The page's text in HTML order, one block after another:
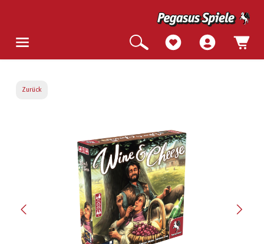
Zurück